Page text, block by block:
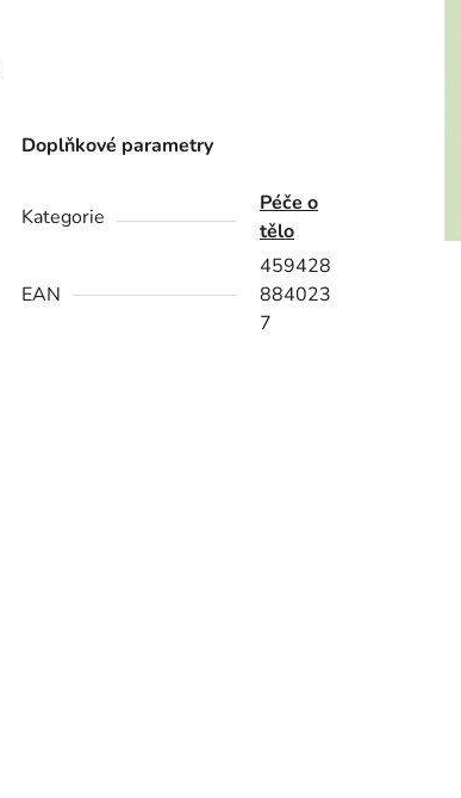
Doplňkové parametry
Kategorie
Péče o
tělo
EAN
459428
884023
7